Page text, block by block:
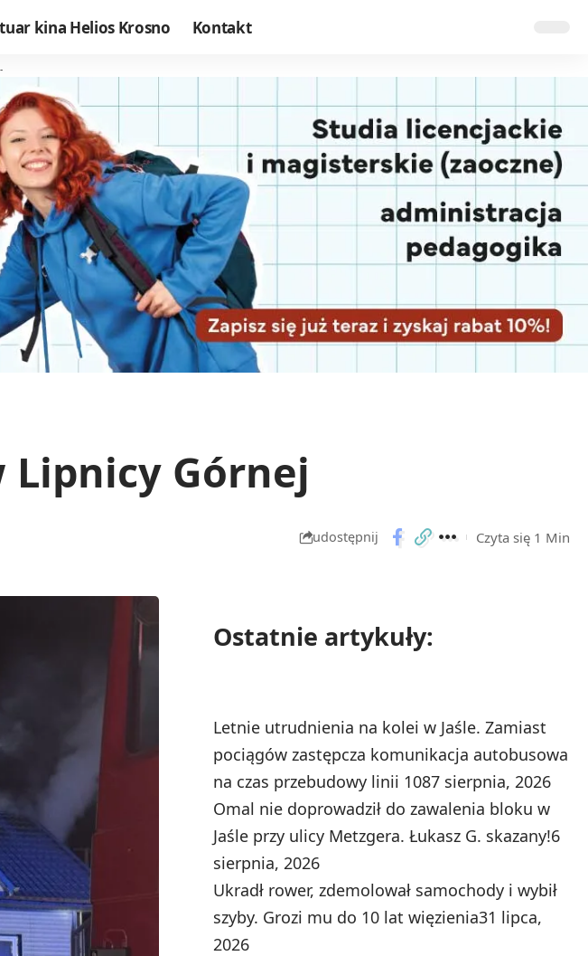
kina Helios Krosno Kontakt
Górnej
udostępnij Czyta się 1 Min
Ostatnie artykuły:
Letnie utrudnienia na kolei w Jaśle. Zamiast
pociągów zastępcza komunikacja autobusowa
na czas przebudowy linii 1087 sierpnia, 2026
Omal nie doprowadził do zawalenia bloku w
Jaśle przy ulicy Metzgera. Łukasz G. skazany!6
sierpnia, 2026
Ukradł rower, zdemolował samochody i wybił
szyby. Grozi mu do 10 lat więzienia31 lipca,
2026